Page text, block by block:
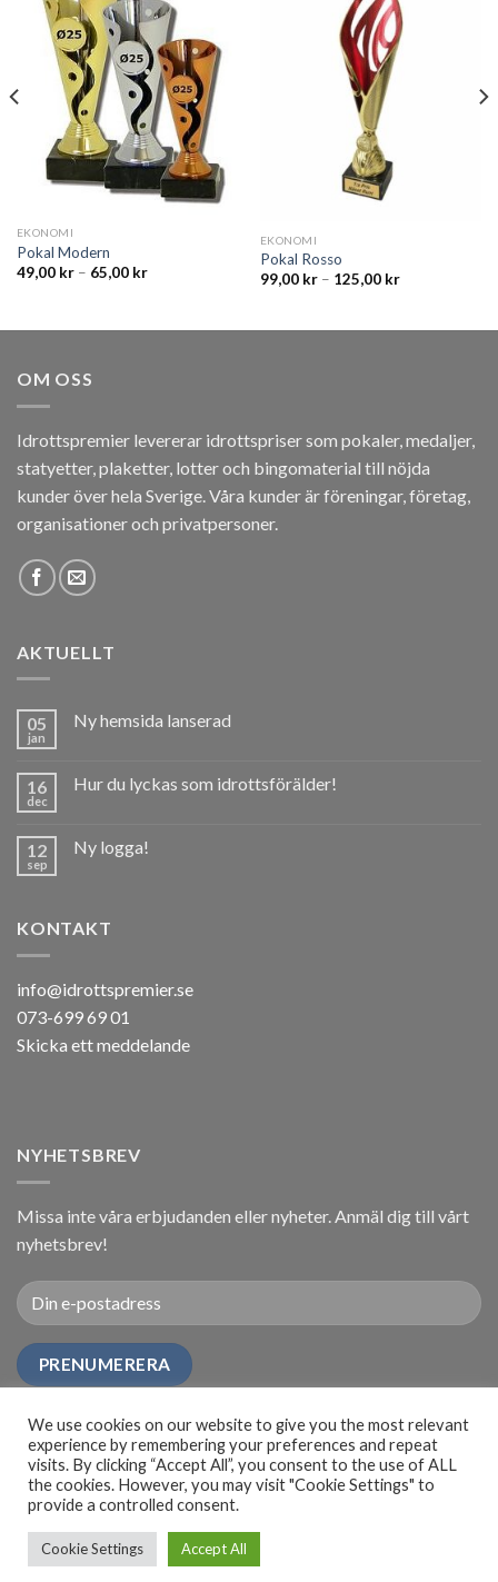
EKONOMI
Pokal Modern
49,00 kr– 65,00 kr
EKONOMI
Pokal Rosso
99,00 kr– 125,00 kr
OM OSS
Idrottspremier levererar idrottspriser som pokaler, medaljer,
statyetter, plaketter, lotter och bingomaterial till nöjda
kunder över hela Sverige. Våra kunder är föreningar, företag,
organisationer och privatpersoner.
AKTUELLT
05
jan
Ny hemsida lanserad
16
dec
Hur du lyckas som idrottsförälder!
12
sep
Ny logga!
KONTAKT
info@idrottspremier.se
073-699 69 01
Skicka ett meddelande
NYHETSBREV
Missa inte våra erbjudanden eller nyheter. Anmäl dig till vårt
nyhetsbrev!
FAQ KÖP- & LEVERANSVILLKOR
Copyright 2026 ©Idrottspremier AB
We use cookies on our website to give you the most relevant
experience by remembering your preferences and repeat
visits. By clicking “Accept All”, you consent to the use of ALL
the cookies. However, you may visit "Cookie Settings" to
provide a controlled consent.
Cookie Settings Accept All